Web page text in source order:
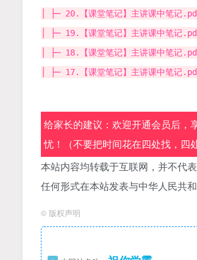
│ ├─ 20.【课堂笔记】主讲课中笔记
│ ├─ 19.【课堂笔记】主讲课中笔记
│ ├─ 18.【课堂笔记】主讲课中笔记
│ ├─ 17.【课堂笔记】主讲课中笔记
给家长的建议：欢迎开通会员后，
忧！（不要把时间花在四处找，四
本站内容均转载于互联网，并不代
任何形式在本站发表与中华人民共
© 版权声明